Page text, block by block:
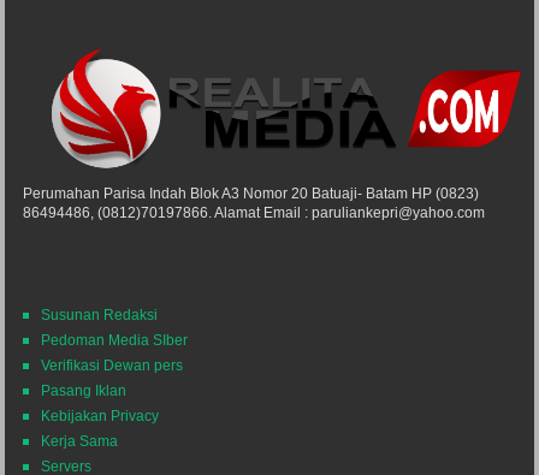
Perumahan Parisa Indah Blok A3 Nomor 20 Batuaji- Batam HP (0823)
86494486, (0812)70197866. Alamat Email : paruliankepri@yahoo.com
Susunan Redaksi
Pedoman Media SIber
Verifikasi Dewan pers
Pasang Iklan
Kebijakan Privacy
Kerja Sama
Servers